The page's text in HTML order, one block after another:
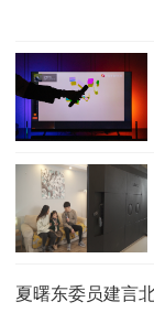
夏曙东委员建言